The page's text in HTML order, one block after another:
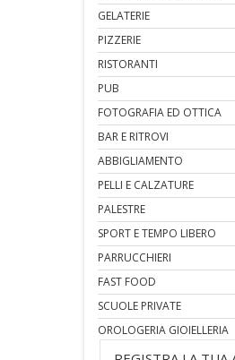
GELATERIE
PIZZERIE
RISTORANTI
PUB
FOTOGRAFIA ED OTTICA
BAR E RITROVI
ABBIGLIAMENTO
PELLI E CALZATURE
PALESTRE
SPORT E TEMPO LIBERO
PARRUCCHIERI
FAST FOOD
SCUOLE PRIVATE
OROLOGERIA GIOIELLERIA